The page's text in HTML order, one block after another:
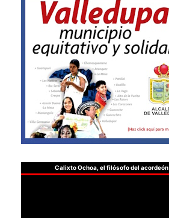
Calixto Ochoa, el filósofo del acordeón